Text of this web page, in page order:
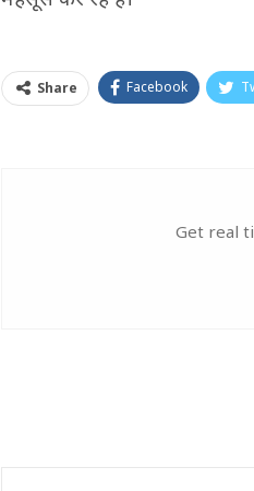
Share Facebook
Get real